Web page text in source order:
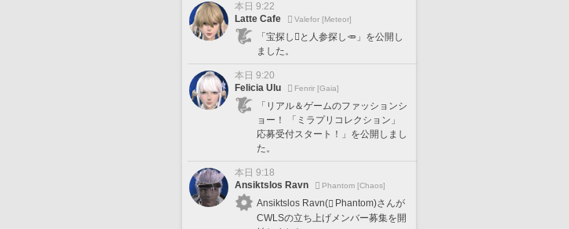
本日 9:22
Latte Cafe
Valefor [Meteor]
「宝探し🪎と人参探し🥕」を公開し
ました。
本日 9:20
Felicia Ulu
Fenrir [Gaia]
「リアル＆ゲームのファッションシ
ョー！ 「ミラプリコレクション」
応募受付スタート！」を公開しまし
た。
本日 9:18
Ansiktslos Ravn
Phantom [Chaos]
Ansiktslos Ravn(
Phantom)さんが
CWLSの立ち上げメンバー募集を開